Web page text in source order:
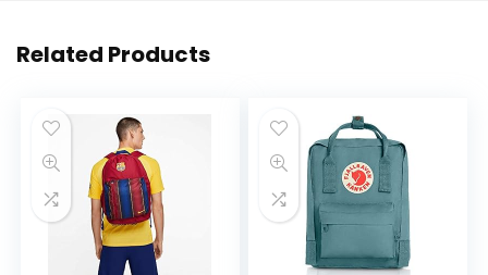
Related Products